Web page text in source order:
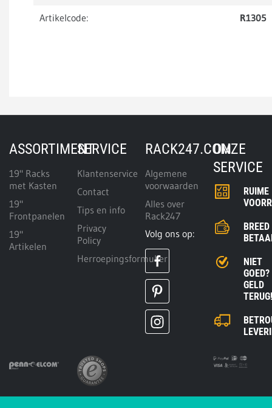
Artikelcode:
R1305
ASSORTIMENT
19" Racks
met Kasten
19"
Frontpanelen
19"
Artikelen
SERVICE
Klantenservice
Contact
Tips en info
Privacy
Policy
Herroepingsformulier
RACK247.COM
Algemene
voorwaarden
Alles over
Rack247
Volg ons op:
ONZE
SERVICE
RUIME
BREED
NIET
GOED?
GELD
TERUG!